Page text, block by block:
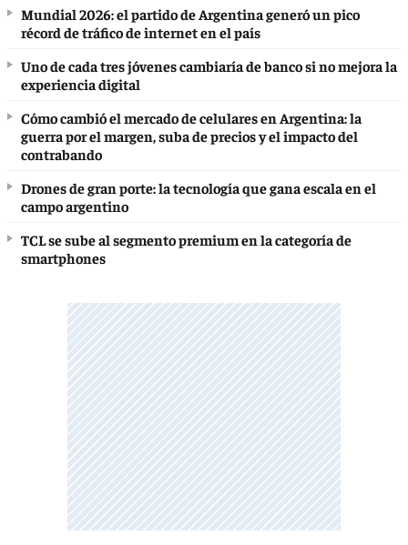
Mundial 2026: el partido de Argentina generó un pico
récord de tráfico de internet en el país
Uno de cada tres jóvenes cambiaría de banco si no mejora la
experiencia digital
Cómo cambió el mercado de celulares en Argentina: la
guerra por el margen, suba de precios y el impacto del
contrabando
Drones de gran porte: la tecnología que gana escala en el
campo argentino
TCL se sube al segmento premium en la categoría de
smartphones